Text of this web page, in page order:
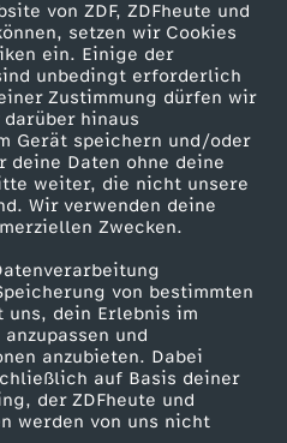
von ZDF, ZDFheute und
setzen wir Cookies
ein. Einige der
unbedingt erforderlich
Zustimmung dürfen wir
hinaus
Gerät speichern und/oder
deine Daten ohne deine
weiter, die nicht unsere
Wir verwenden deine
Zwecken.
von bestimmten
dein Erlebnis im
und
anzubieten. Dabei
auf Basis deiner
der ZDFheute und
werden von uns nicht
Service
ZDFmitreden
Kontakt zum ZDF
Tickets
Zuschauerservice
Hilfe